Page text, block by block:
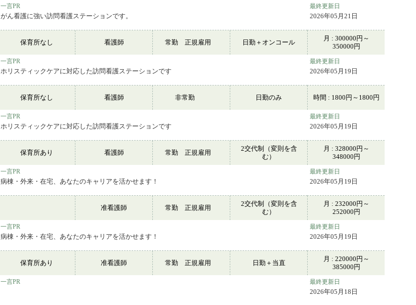
一言PR
がん看護に強い訪問看護ステーションです。
最終更新日
2026年05月21日
保育所なし 看護師 常勤 正規雇用 日勤＋オンコール
月 : 300000円～
350000円
一言PR
ホリスティックケアに対応した訪問看護ステーションです
最終更新日
2026年05月19日
保育所なし 看護師 非常勤 日勤のみ 時間 : 1800円～1800円
一言PR
ホリスティックケアに対応した訪問看護ステーションです
最終更新日
2026年05月19日
保育所あり 看護師 常勤 正規雇用
2交代制（変則を含
む）
月 : 328000円～
348000円
一言PR
病棟・外来・在宅、あなたのキャリアを活かせます！
最終更新日
2026年05月19日
准看護師 常勤 正規雇用
2交代制（変則を含
む）
月 : 232000円～
252000円
一言PR
病棟・外来・在宅、あなたのキャリアを活かせます！
最終更新日
2026年05月19日
保育所あり 准看護師 常勤 正規雇用 日勤＋当直
月 : 220000円～
385000円
一言PR 最終更新日
2026年05月18日